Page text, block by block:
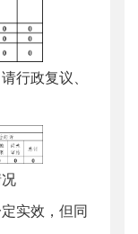
行政复议、
实效，但同